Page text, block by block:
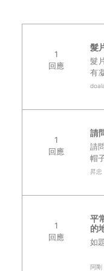
1
回應
髮
髮
有
宅
1
回應
請
請
帽
一
昇忠
1
回應
平
的
如
阿剛